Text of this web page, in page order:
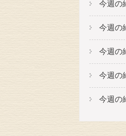
今週の
今週の
今週の
今週の
今週の